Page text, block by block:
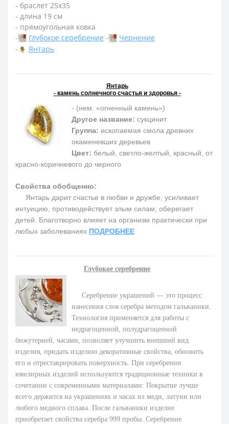
- браслет 25х35
- длина 19 см
- прямоугольная ковка
-
Глубокое серебрение -
Чернение
-
Янтарь
Янтарь
- камень солнечного счастья и здоровья -
- (нем. «огненный камень»)
Другое название: сукцинит
Группа: ископаемая смола древних
окаменевших деревьев
Цвет: белый, светло-желтый, красный, от
красно-коричневого до черного
Свойства обобщенно:
Янтарь дарит счастье в любви и дружбе, усиливает
интуицию, противодействует злым силам, оберегает
детей. Благотворно влияет на организм практически при
любых заболеваниях ПОДРОБНЕЕ
Глубокое серебрение
Серебрение украшений — это процесс
нанесения слоя серебра методом гальваники.
Технология применяется для работы с
недрагоценной, полудрагоценной
бижутерией, часами, позволяет улучшить внешний вид
изделия, придать изделию декоративные свойства, обновить
его и отреставрировать поверхность. При серебрении
ювелирных изделий используются традиционные техники в
сочетании с современными материалами: Покрытие лучше
всего держится на украшениях и часах из меди, латуни или
любого медного сплава. После гальваники изделие
приобретает свойства серебра 999 пробы. Серебрение